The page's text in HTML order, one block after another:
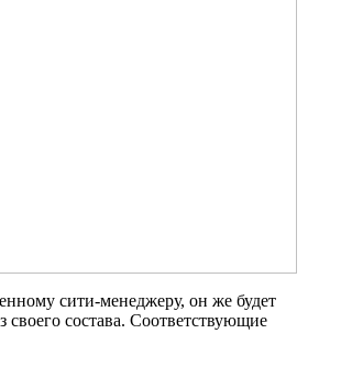
сити-менеджеру, он же будет
своего состава. Соответствующие